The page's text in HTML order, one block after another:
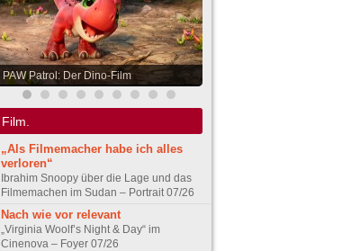
PAW Patrol: Der Dino-Film
Film.
„Als Filmemacher habe ich alles
verloren“
Ibrahim Snoopy über die Lage und das
Filmemachen im Sudan – Portrait 07/26
Nach wie vor relevant
„Virginia Woolf’s Night & Day“ im
Cinenova – Foyer 07/26